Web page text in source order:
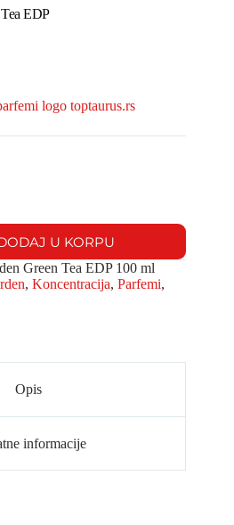
EDP
U KORPU
Green Tea EDP 100 ml
, Koncentracija, Parfemi,
Opis
informacije